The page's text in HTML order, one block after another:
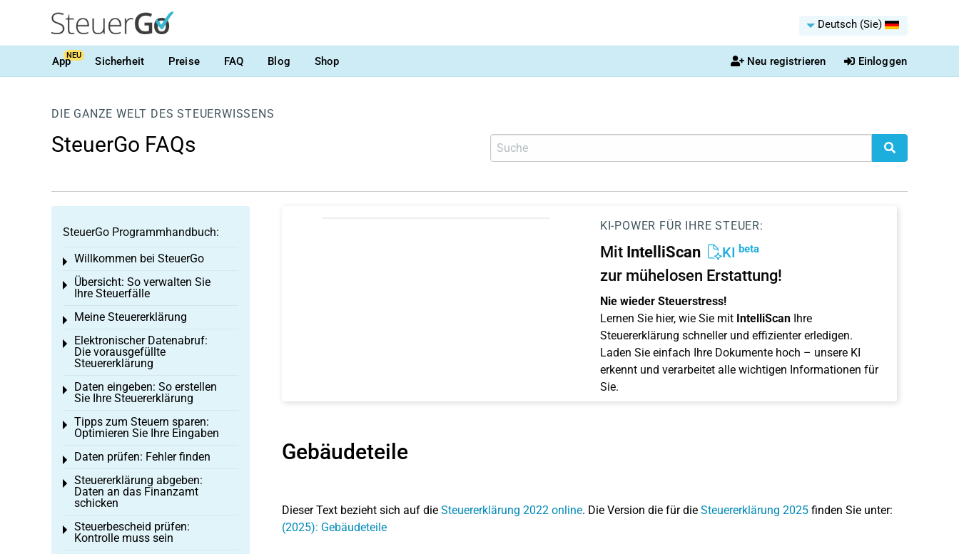
Deutsch (Sie)
AppNEU Sicherheit Preise FAQ Blog Shop Neu registrieren Einloggen
DIE GANZE WELT DES STEUERWISSENS
SteuerGo FAQs
KI-POWER FÜR IHRE STEUER:
Mit IntelliScan KI beta
zur mühelosen Erstattung!
Nie wieder Steuerstress!
Lernen Sie hier, wie Sie mit IntelliScanIhre
Steuererklärung schneller und effizienter erledigen.
Laden Sie einfach Ihre Dokumente hoch – unsere KI
erkennt und verarbeitet alle wichtigen Informationen für
Sie.
Gebäudeteile
Dieser Text bezieht sich auf die Steuererklärung 2022 online. Die Version die für die Steuererklärung 2025finden Sie unter:
(2025): Gebäudeteile
SteuerGo Programmhandbuch:
Willkommen bei SteuerGo
Toggle menu
Übersicht: So verwalten Sie
Ihre Steuerfälle
Toggle menu
Meine Steuererklärung
Toggle menu
Elektronischer Datenabruf:
Die vorausgefüllte
Steuererklärung
Toggle menu
Daten eingeben: So erstellen
Sie Ihre Steuererklärung
Toggle menu
Tipps zum Steuern sparen:
Optimieren Sie Ihre Eingaben
Toggle menu
Daten prüfen: Fehler finden
Toggle menu
Steuererklärung abgeben:
Daten an das Finanzamt
schicken
Toggle menu
Steuerbescheid prüfen:
Kontrolle muss sein
Toggle menu